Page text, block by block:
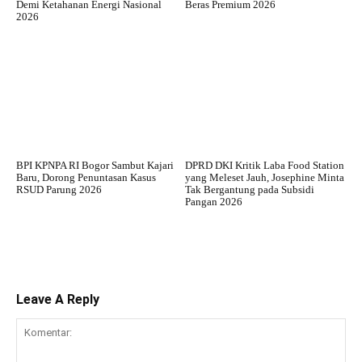
Demi Ketahanan Energi Nasional
2026
Beras Premium 2026
BPI KPNPA RI Bogor Sambut Kajari
Baru, Dorong Penuntasan Kasus
RSUD Parung 2026
DPRD DKI Kritik Laba Food Station
yang Meleset Jauh, Josephine Minta
Tak Bergantung pada Subsidi
Pangan 2026
Leave A Reply